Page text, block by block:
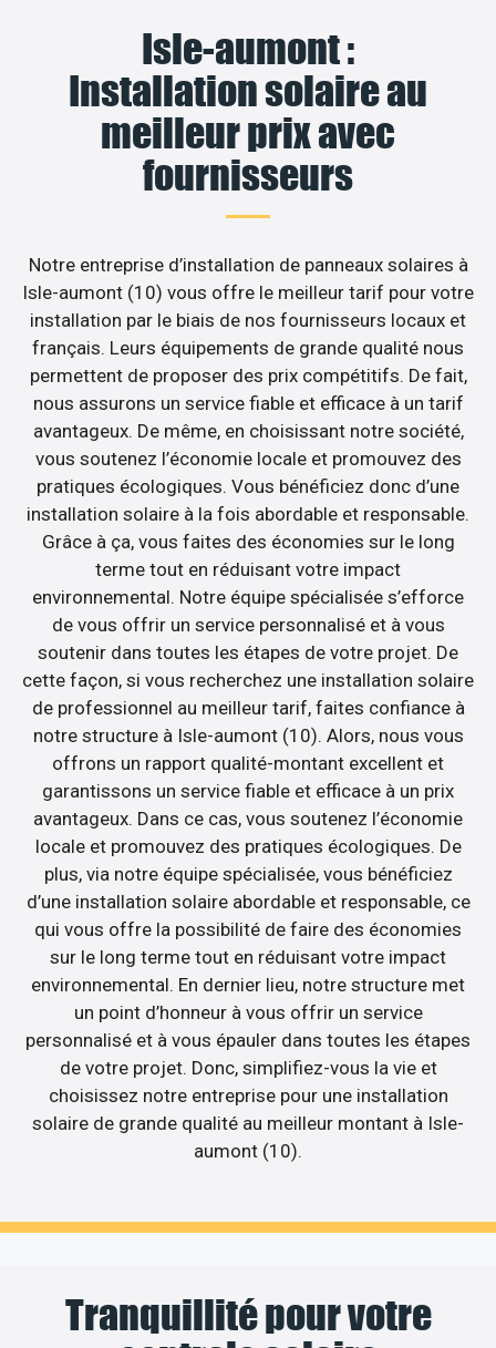
Isle-aumont :
Installation solaire au
meilleur prix avec
fournisseurs
Notre entreprise d’installation de panneaux solaires à
Isle-aumont (10) vous offre le meilleur tarif pour votre
installation par le biais de nos fournisseurs locaux et
français. Leurs équipements de grande qualité nous
permettent de proposer des prix compétitifs. De fait,
nous assurons un service fiable et efficace à un tarif
avantageux. De même, en choisissant notre société,
vous soutenez l’économie locale et promouvez des
pratiques écologiques. Vous bénéficiez donc d’une
installation solaire à la fois abordable et responsable.
Grâce à ça, vous faites des économies sur le long
terme tout en réduisant votre impact
environnemental. Notre équipe spécialisée s’efforce
de vous offrir un service personnalisé et à vous
soutenir dans toutes les étapes de votre projet. De
cette façon, si vous recherchez une installation solaire
de professionnel au meilleur tarif, faites confiance à
notre structure à Isle-aumont (10). Alors, nous vous
offrons un rapport qualité-montant excellent et
garantissons un service fiable et efficace à un prix
avantageux. Dans ce cas, vous soutenez l’économie
locale et promouvez des pratiques écologiques. De
plus, via notre équipe spécialisée, vous bénéficiez
d’une installation solaire abordable et responsable, ce
qui vous offre la possibilité de faire des économies
sur le long terme tout en réduisant votre impact
environnemental. En dernier lieu, notre structure met
un point d’honneur à vous offrir un service
personnalisé et à vous épauler dans toutes les étapes
de votre projet. Donc, simplifiez-vous la vie et
choisissez notre entreprise pour une installation
solaire de grande qualité au meilleur montant à Isle-
aumont (10).
Tranquillité pour votre